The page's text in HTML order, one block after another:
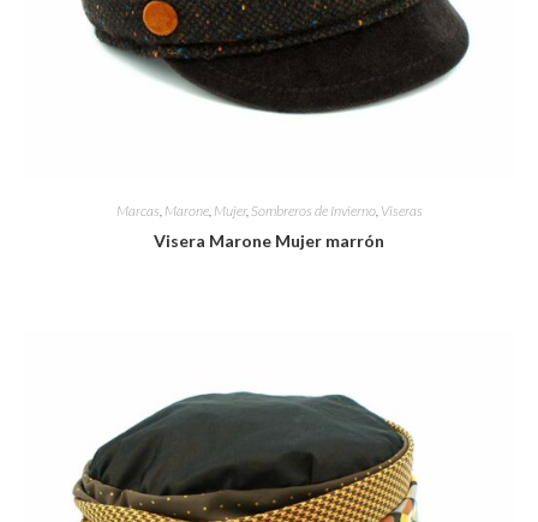
Marcas, Marone, Mujer, Sombreros de Invierno, Viseras
Visera Marone Mujer marrón